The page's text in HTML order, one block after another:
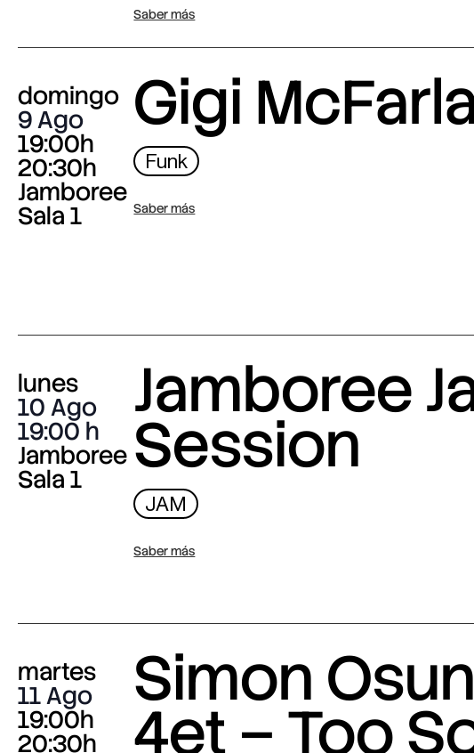
Saber más
domingo
9 Ago
19:00h
20:30h
Jamboree
Sala 1
Gigi
Funk
Saber más
lunes
10 Ago
19:00
Jamboree
Sala 1
Jamboree
Session
JAM
Saber más
martes
11 Ago
19:00h
20:30h
Simon
4et – Too